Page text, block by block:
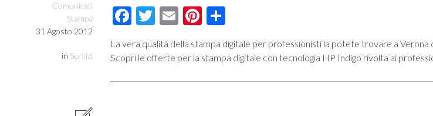
Comunicati
Stampa
31 Agosto 2012
in Servizi
Facebook
Twitter
EmailPinterest
Condividi
La vera qualità della stampa digitale per professionisti la potete trovare a Verona
Scopri le offerte per la stampa digitale con tecnologia HP Indigo rivolta ai